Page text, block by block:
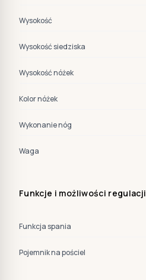
Wysokość
Wysokość siedziska
Wysokość nóżek
Kolor nóżek
Wykonanie nóg
Waga
Funkcje i możliwości regulacji
Funkcja spania
Pojemnik na pościel